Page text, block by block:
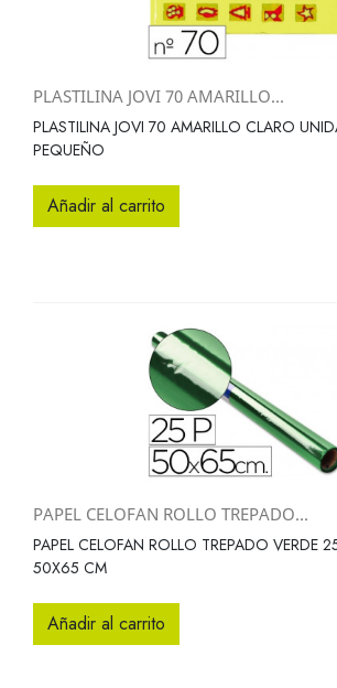
PLASTILINA JOVI 70 AMARILLO...
PLASTILINA JOVI 70 AMARILLO CLARO
PEQUEÑO
Añadir al carrito
PAPEL CELOFAN ROLLO TREPADO...
PAPEL CELOFAN ROLLO TREPADO VERDE
50X65 CM
Añadir al carrito